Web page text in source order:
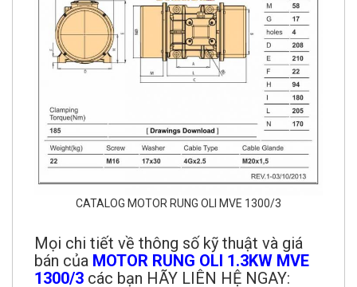
CATALOG MOTOR RUNG OLI MVE 1300/3
Mọi chi tiết về thông số kỹ thuật và giá
bán của MOTOR RUNG OLI 1.3KW MVE
1300/3 các bạn HÃY LIÊN HỆ NGAY: